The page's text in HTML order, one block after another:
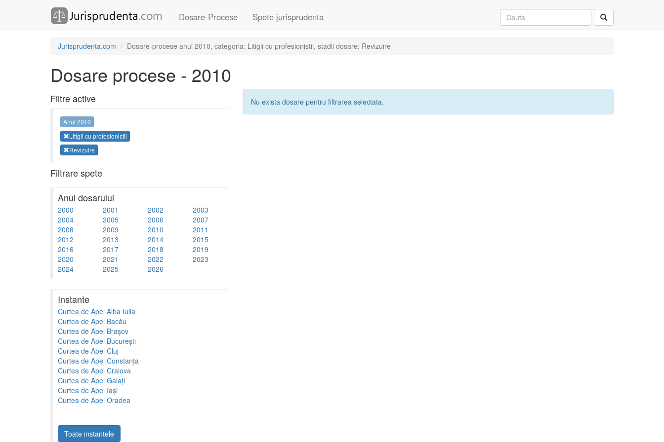
Dosare-Procese Spete jurisprudenta
Jurisprudenta.com Dosare-procese anul 2010, categoria: Litigii cu profesionistii, stadii dosare: Revizuire
Dosare procese - 2010
Filtre active
Anul 2010
Litigii cu profesionistii
Revizuire
Filtrare spete
Anul dosarului
2000 2001 2002
2003
2004
2005 2006
2007
2008
2009 2010
2011
2012
2013 2014
2015
2016
2017 2018
2019
2020
2021 2022
2023
2024
2025 2026
Instante
Curtea de Apel Alba Iulia
Curtea de Apel Bacău
Curtea de Apel Brașov
Curtea de Apel București
Curtea de Apel Cluj
Curtea de Apel Constanța
Curtea de Apel Craiova
Curtea de Apel Galați
Curtea de Apel Iași
Curtea de Apel Oradea
Toate instantele
Nu exista dosare pentru filtrarea selectata.